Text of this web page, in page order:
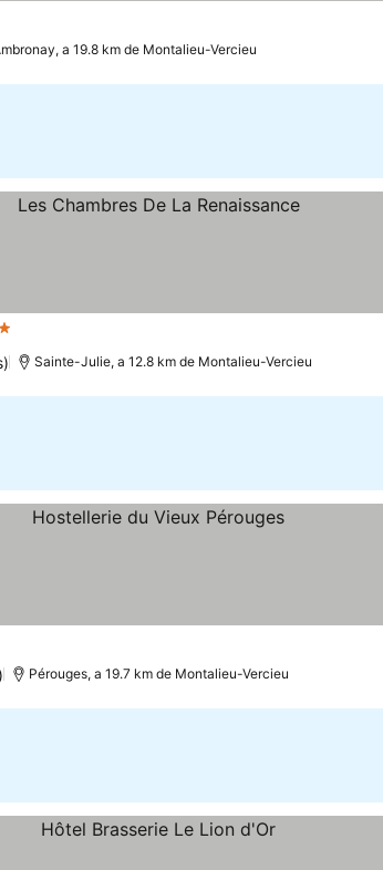
a 19.8 km de Montalieu-Vercieu
Sainte-Julie, a 12.8 km de Montalieu-Vercieu
Pérouges, a 19.7 km de Montalieu-Vercieu